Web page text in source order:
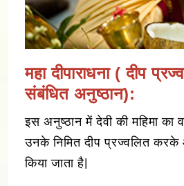
महा दीपाराधना ( दीप
संबंधित अनुष्ठान):
इस अनुष्ठान में देवी की महिमा का
उनके निमित दीप प्रज्वलित करके
किया जाता है|